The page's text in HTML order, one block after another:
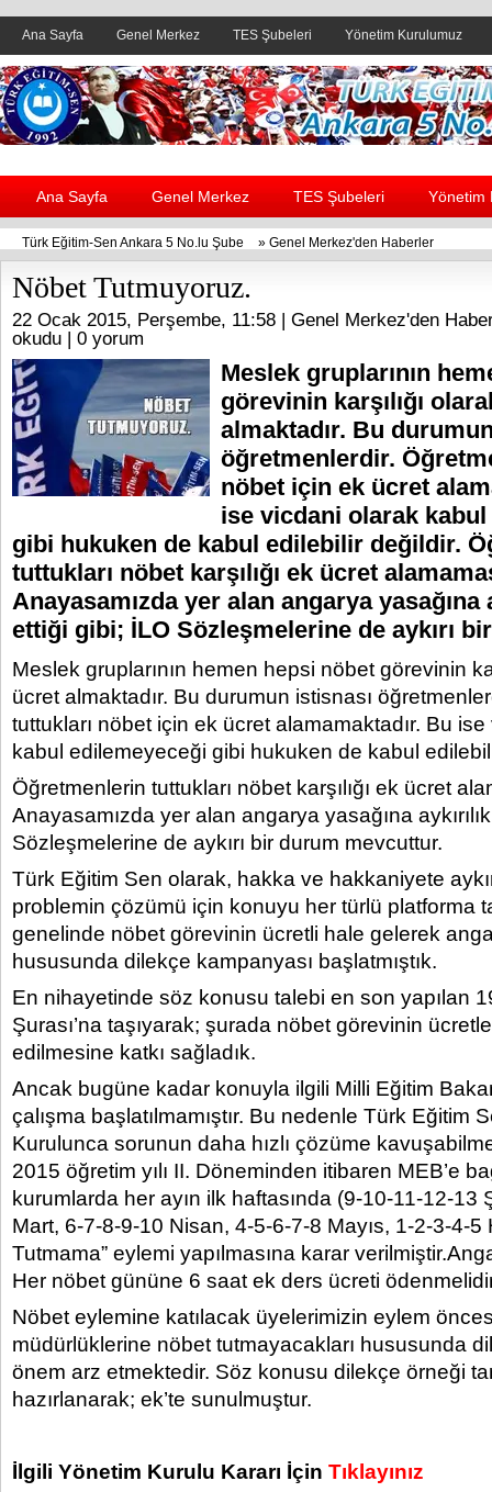
Ana Sayfa Genel Merkez TES Şubeleri Yönetim Kurulumuz
Header yanı reklam alanı
Ana Sayfa Genel Merkez TES Şubeleri Yönetim
Türk Eğitim-Sen Ankara 5 No.lu Şube » Genel Merkez'den Haberler
Nöbet Tutmuyoruz.
22 Ocak 2015, Perşembe, 11:58 | Genel Merkez'den
okudu | 0 yorum
Meslek gruplarının
görevinin karşılığı
almaktadır. Bu
öğretmenlerdir.
nöbet için ek ücret
ise vicdani olarak
gibi hukuken de kabul edilebilir değildir.
tuttukları nöbet karşılığı ek ücret
Anayasamızda yer alan angarya yasağına
ettiği gibi; İLO Sözleşmelerine de aykırı
Meslek gruplarının hemen hepsi nöbet görevinin
ücret almaktadır. Bu durumun istisnası
tuttukları nöbet için ek ücret alamamaktadır. Bu
kabul edilemeyeceği gibi hukuken de kabul
Öğretmenlerin tuttukları nöbet karşılığı ek ücret
Anayasamızda yer alan angarya yasağına
Sözleşmelerine de aykırı bir durum mevcuttur.
Türk Eğitim Sen olarak, hakka ve hakkaniyete
problemin çözümü için konuyu her türlü platforma
genelinde nöbet görevinin ücretli hale gelerek
hususunda dilekçe kampanyası başlatmıştık.
En nihayetinde söz konusu talebi en son yapılan
Şurası’na taşıyarak; şurada nöbet görevinin
edilmesine katkı sağladık.
Ancak bugüne kadar konuyla ilgili Milli Eğitim
çalışma başlatılmamıştır. Bu nedenle Türk Eğitim
Kurulunca sorunun daha hızlı çözüme
2015 öğretim yılı II. Döneminden itibaren MEB’e
kurumlarda her ayın ilk haftasında (9-10-11-12-13
Mart, 6-7-8-9-10 Nisan, 4-5-6-7-8 Mayıs, 1-2-3-4-5
Tutmama” eylemi yapılmasına karar
Her nöbet gününe 6 saat ek ders ücreti
Nöbet eylemine katılacak üyelerimizin eylem
müdürlüklerine nöbet tutmayacakları hususunda
önem arz etmektedir. Söz konusu dilekçe örneği
hazırlanarak; ek’te sunulmuştur.
İlgili Yönetim Kurulu Kararı İçin Tıklayınız